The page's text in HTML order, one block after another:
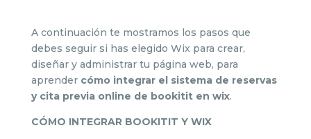
A continuación te mostramos los pasos que
debes seguir si has elegido Wix para crear,
diseñar y administrar tu página web, para
aprender cómo integrar el sistema de reservas
y cita previa online de bookitit en wix.
CÓMO INTEGRAR BOOKITIT Y WIX